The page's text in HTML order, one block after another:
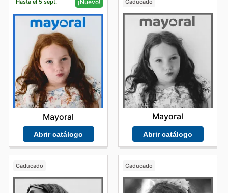
Hasta el 5 sept. ¡Nuevo!
Mayoral
Abrir catálogo
Caducado
Mayoral
Abrir catálogo
Caducado Caducado